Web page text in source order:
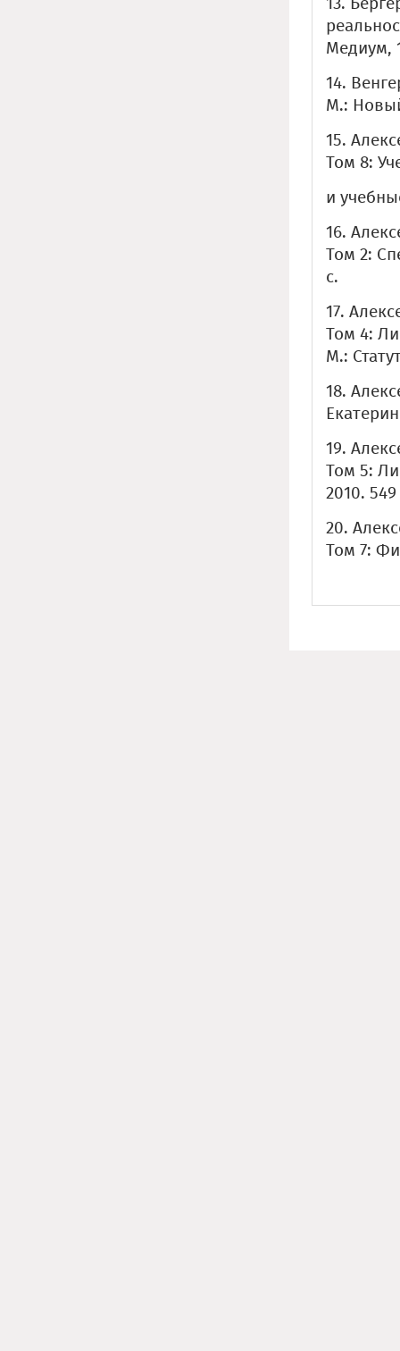
Медиум,
14.
М.:
15.
Том 8:
и
16.
Том 2:
с.
17.
Том 4:
М.:
18.
19.
Том 5:
2010. 549
20.
Том 7: